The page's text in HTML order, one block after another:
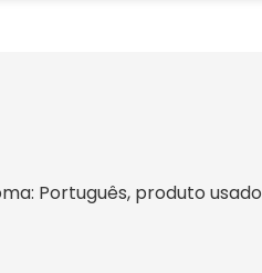
Português, produto usado